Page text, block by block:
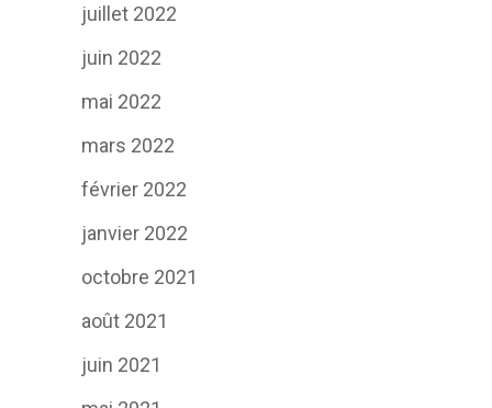
juillet 2022
juin 2022
mai 2022
mars 2022
février 2022
janvier 2022
octobre 2021
août 2021
juin 2021